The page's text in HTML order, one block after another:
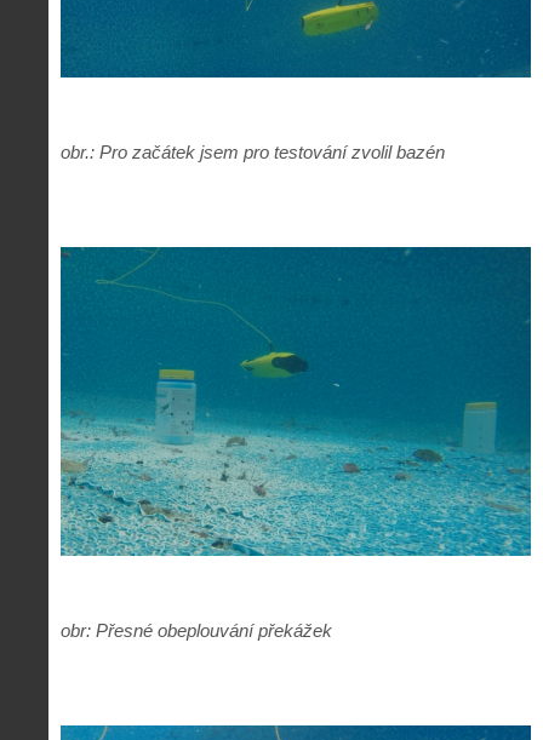
obr.: Pro začátek jsem pro testování zvolil bazén
obr: Přesné obeplouvání překážek